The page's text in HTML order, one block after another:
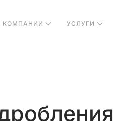
КОМПАНИИ УСЛУГИ